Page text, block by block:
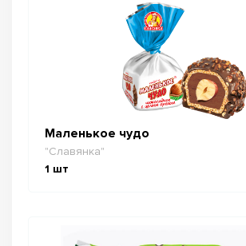
Маленькое чудо
"Славянка"
1 шт